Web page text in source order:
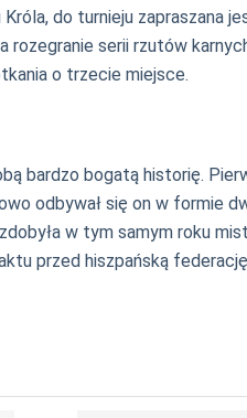
do turnieju zapraszana
serii rzutów
o trzecie miejsce.
bardzo bogatą historię.
odbywał się on w formie
w tym samym roku
przed hiszpańską